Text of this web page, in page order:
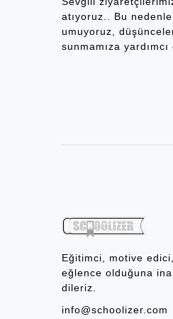
atıyoruz.. Bu
umuyoruz,
sunmamıza
Eğitimci, motive
eğlence olduğuna
dileriz.
info@schoolizer.com